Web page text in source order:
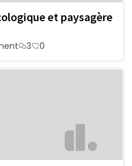
et paysagère
3 0